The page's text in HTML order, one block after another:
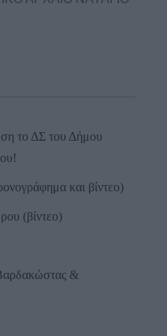
το ΔΣ του Δήμου
και βίντεο)
(βίντεο)
&